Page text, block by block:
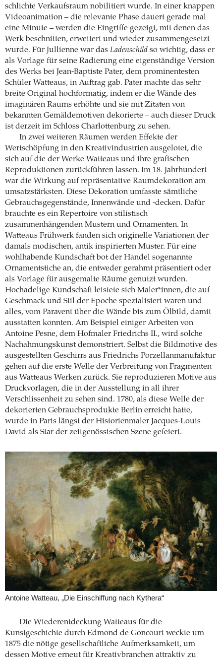
schlichte Verkaufsraum nobilitiert wurde. In einer knappen
Videoanimation – die relevante Phase dauert gerade mal
eine Minute – werden die Eingriffe gezeigt, mit denen das
Werk beschnitten, erweitert und wieder zusammengesetzt
wurde. Für Jullienne war das Ladenschild so wichtig, dass er
als Vorlage für seine Radierung eine eigenständige Version
des Werks bei Jean-Baptiste Pater, dem prominentesten
Schüler Watteaus, in Auftrag gab. Pater machte das sehr
breite Original hochformatig, indem er die Wände des
imaginären Raums erhöhte und sie mit Zitaten von
bekannten Gemäldemotiven dekorierte – auch dieser Druck
ist derzeit im Schloss Charlottenburg zu sehen.
In zwei weiteren Räumen werden Effekte der
Wertschöpfung in den Kreativindustrien ausgelotet, die
sich auf die der Werke Watteaus und ihre grafischen
Reproduktionen zurückführen lassen. Im 18. Jahrhundert
war die Wirkung auf repräsentative Raumdekoration am
umsatzstärksten. Diese Dekoration umfasste sämtliche
Gebrauchsgegenstände, Innenwände und -decken. Dafür
brauchte es ein Repertoire von stilistisch
zusammenhängenden Mustern und Ornamenten. In
Watteaus Frühwerk fanden sich originelle Variationen der
damals modischen, antik inspirierten Muster. Für eine
wohlhabende Kundschaft bot der Handel sogenannte
Ornamentstiche an, die entweder gerahmt präsentiert oder
als Vorlage für ausgemalte Räume genutzt wurden.
Hochadelige Kundschaft leistete sich Maler*innen, die auf
Geschmack und Stil der Epoche spezialisiert waren und
alles, vom Paravent über die Wände bis zum Ölbild, damit
ausstatten konnten. Am Beispiel einiger Arbeiten von
Antoine Pesne, dem Hofmaler Friedrichs II., wird solche
Nachahmungskunst demonstriert. Selbst die Bildmotive des
ausgestellten Geschirrs aus Friedrichs Porzellanmanufaktur
gehen auf die erste Welle der Verbreitung von Fragmenten
aus Watteaus Werken zurück. Sie reproduzieren Motive aus
Druckvorlagen, die in der Ausstellung in all ihrer
Verschlissenheit zu sehen sind. 1780, als diese Welle der
dekorierten Gebrauchsprodukte Berlin erreicht hatte,
wurde in Paris längst der Historienmaler Jacques-Louis
David als Star der zeitgenössischen Szene gefeiert.
Antoine Watteau, „Die Einschiffung nach Kythera“
Die Wiederentdeckung Watteaus für die
Kunstgeschichte durch Edmond de Goncourt weckte um
1875 die nötige gesellschaftliche Aufmerksamkeit, um
dessen Motive erneut für Kreativbranchen attraktiv zu